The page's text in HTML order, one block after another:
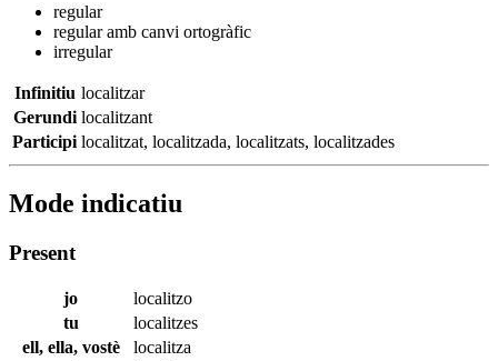
regular
regular amb canvi ortogràfic
irregular
Infinitiu localitzar
Gerundi localitzant
Participi localitzat, localitzada, localitzats, localitzades
Mode indicatiu
Present
jo
localitzo
tu
localitzes
ell, ella, vostè
localitza